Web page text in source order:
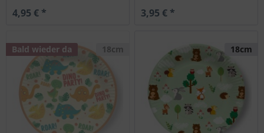
4,95 € * 3,95 € *
Bald wieder da 18cm 18cm